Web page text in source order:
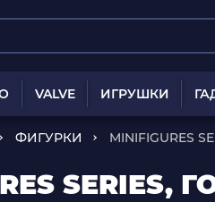
VALVE ИГРУШКИ
ФИГУРКИ MINIFIGURES